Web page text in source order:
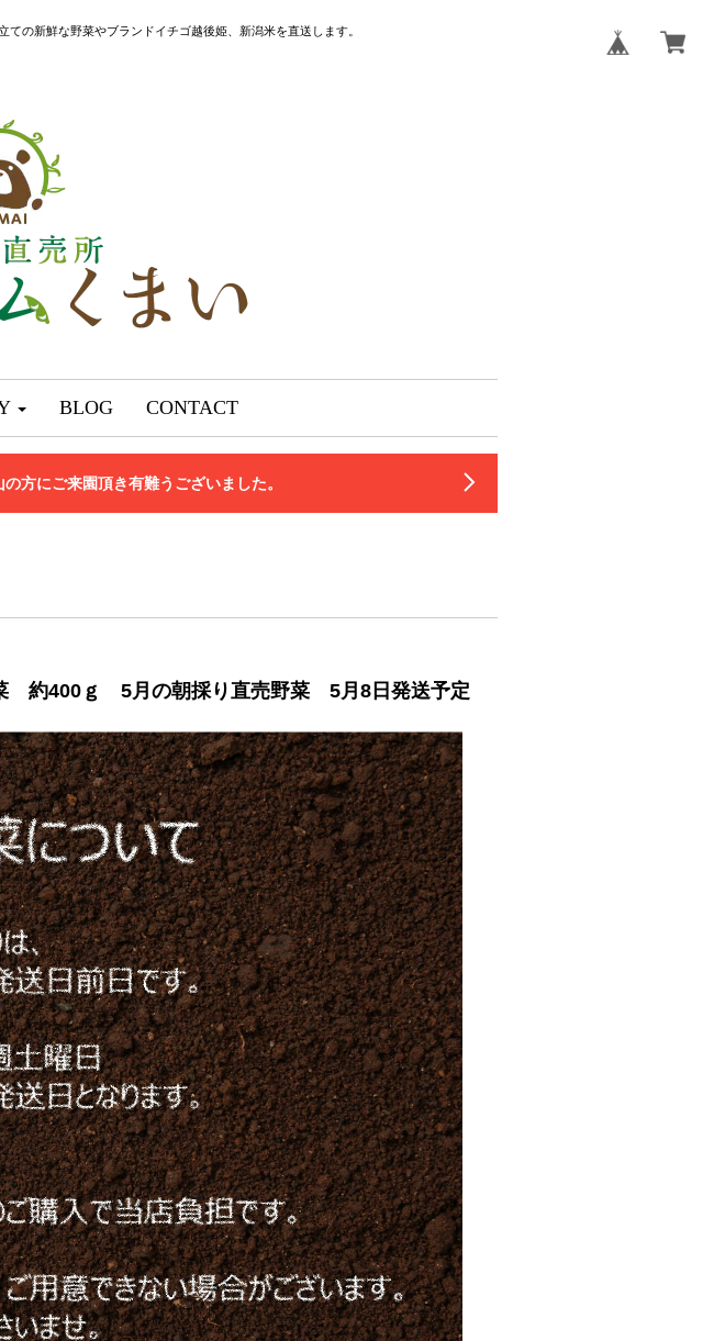
の新鮮な野菜やブランドイチゴ越後姫、新潟米を直送します。
BLOG CONTACT
方にご来園頂き有難うございました。
約400ｇ 5月の朝採り直売野菜 5月8日発送予定